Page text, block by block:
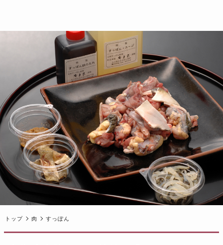
トップ 肉 すっぽん